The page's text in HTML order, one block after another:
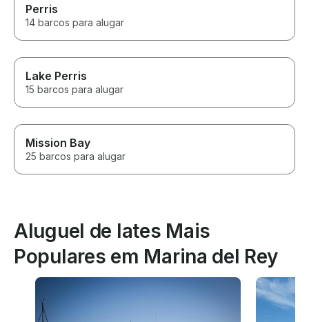
Perris
14 barcos para alugar
Lake Perris
15 barcos para alugar
Mission Bay
25 barcos para alugar
Aluguel de Iates Mais
Populares em Marina del Rey